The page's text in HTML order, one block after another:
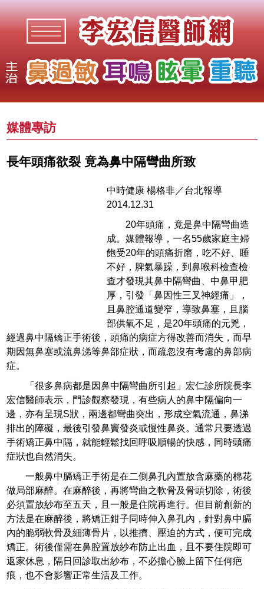
媒體專訪
長年頭痛欲裂 竟為鼻中隔彎曲所致
中時健康 楊格非／台北報導
2014.12.31
20年頭痛，竟是鼻中隔彎曲造
成。媒體報導，一名55歲家庭主婦
飽受20年的頭痛折磨，吃不好、睡
不好，脾氣暴躁，到鼻喉科檢查檢
查才發現其鼻中隔彎曲、中鼻甲肥
厚，引發「鼻因性三叉神經痛」，
且鼻腔通道變窄，導致鼻塞，且腦
部供氧不足，是20年頭痛的元兇，
經過鼻中隔矯正手術後，頭痛的病症方得改善而消失，而早
期因無鼻塞或流鼻涕等鼻部症狀，而疏忽沒有考慮的鼻部病
症。
「很多鼻病都是因鼻中隔彎曲所引起」宏仁診所院長李
宏信醫師表示，門診觀察發現，有些病人的鼻中隔偏向一
邊，亦有呈現S狀，兩邊都彎曲突出，形成空氣流通，鼻涕
排出的障礙，最後引發鼻竇發炎或慢性鼻炎。通常只要透過
手術矯正鼻中隔，就能輕鬆找回呼吸順暢的快感，同時頭痛
症狀也自然消失。
一般鼻中膈矯正手術是在二側鼻孔內置放含麻藥的棉花
做局部麻醉。在麻醉後，再將彎曲之軟骨及骨頭切除，術後
必須置放紗布至五天，且一般是住院再進行。但目前創新的
方法是在麻醉後，將矯正鉗子同時伸入鼻孔內，針對鼻中膈
內的脆弱軟骨及細薄骨片，以推擠、壓迫的方式，便可完成
矯正。術後僅需在鼻腔置放紗布防止出血，且不要住院即可
返家休息，隔日回診取出紗布，不必擔心臉上留下任何疤
痕，也不會影響正常生活及工作。